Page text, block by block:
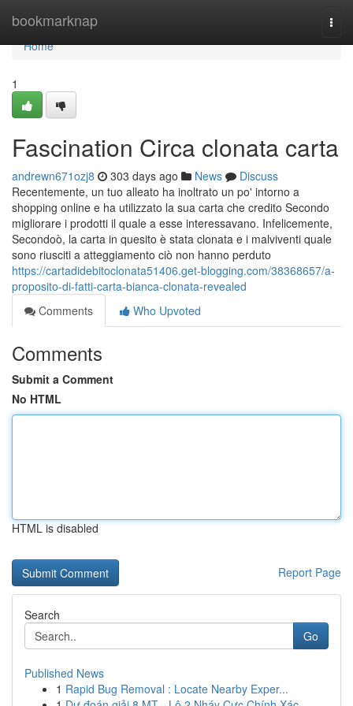
bookmarknap
Home
Home
1
Fascination Circa clonata carta
andrewn671ozj8 303 days ago News
Discuss
Recentemente, un tuo alleato ha inoltrato un po' intorno a
shopping online e ha utilizzato la sua carta che credito Secondo
migliorare i prodotti il quale a esse interessavano. Infelicemente,
Secondoò, la carta in quesito è stata clonata e i malviventi quale
sono riusciti a atteggiamento ciò non hanno perduto
https://cartadidebitoclonata51406.get-blogging.com/38368657/a-
proposito-di-fatti-carta-bianca-clonata-revealed
Comments
Who Upvoted
Comments
Submit a Comment
No HTML
HTML is disabled
Report Page
Search
Go
Published News
1 Rapid Bug Removal : Locate Nearby Exper...